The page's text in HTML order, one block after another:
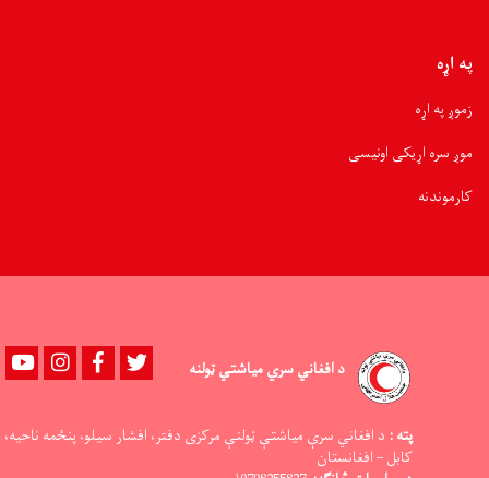
په اړه
زموږ په اړه
موږ سره اړیکی اونیسی
کارموندنه
د افغاني سري میاشتي ټولنه YoutubeinstagramFacebook Twitter
پته : د افغاني سرې میاشتې ټولنې مرکزی دفتر، افشار سیلو، پنځمه ناحیه،
کابل – افغانستان